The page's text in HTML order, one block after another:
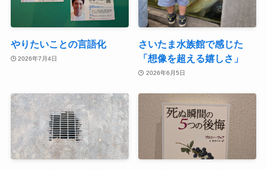
やりたいことの言語化
2026年7月4日
さいたま水族館で感じた
「想像を超える嬉しさ」
2026年6月5日